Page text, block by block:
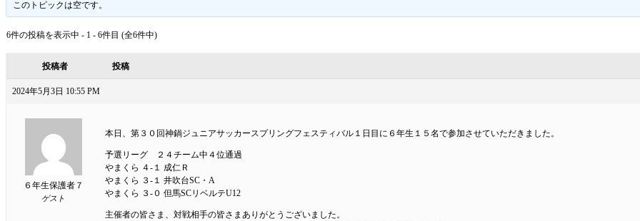
このトピックは空です。
6件の投稿を表示中 - 1 - 6件目 (全6件中)
投稿者 投稿
2024年5月3日 10:55 PM
６年生保護者７
ゲスト
本日、第３０回神鍋ジュニアサッカースプリングフェスティバル１日目に６年生１５名で参加させていただきました。
予選リーグ ２４チーム中４位通過
やまくら ４-１ 成仁Ｒ
やまくら ３-１ 井吹台SC・A
やまくら ３-０ 但馬SCリベルテU12
主催者の皆さま、対戦相手の皆さまありがとうございました。